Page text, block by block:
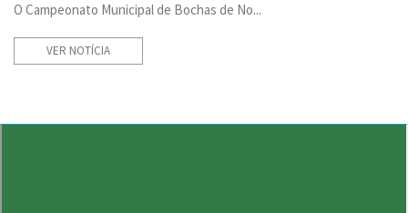
O Campeonato Municipal de Bochas de No...
VER NOTÍCIA